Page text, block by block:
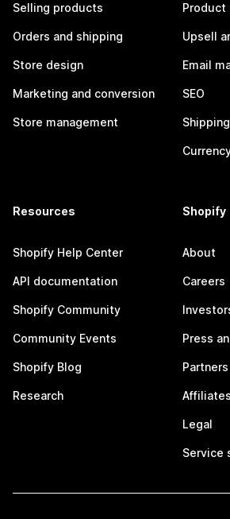
Selling products
Orders and shipping
Store design
Marketing and conversion
Store management
Product
Upsell
Email
SEO
Shipping
Resources
Shopify Help Center
API documentation
Shopify Community
Community Events
Shopify Blog
Research
Shopify
About
Careers
Press
Partners
Affiliates
Legal
Service